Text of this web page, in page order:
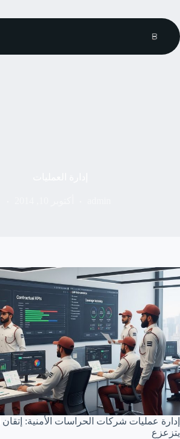
إدارة عمليات شركات الحراسات الأمنية:
يتزعزع